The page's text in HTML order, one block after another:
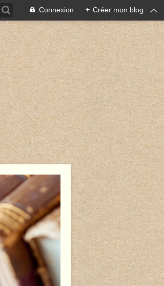
Connexion + Créer mon blog